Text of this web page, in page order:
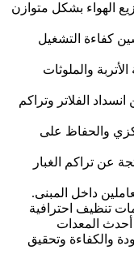
الهواء بشكل متوازن
كفاءة التشغيل
والملوثات
الفلاتر وتراكم
والحفاظ على
عن تراكم الغبار
داخل المبنى.
تنظيف احترافية
أحدث المعدات
والكفاءة وتحقيق